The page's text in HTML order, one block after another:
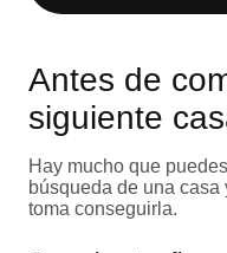
Antes de
siguiente
Hay mucho que
búsqueda de una
toma conseguirla.